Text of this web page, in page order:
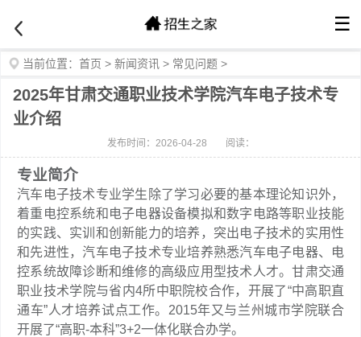
☰
当前位置： 首页 > 新闻资讯 > 常见问题 >
2025年甘肃交通职业技术学院汽车电子技术专
业介绍
发布时间：2026-04-28 阅读：
专业简介
汽车电子技术专业学生除了学习必要的基本理论知识外，
着重电控系统和电子电器设备模拟和数字电路等职业技能
的实践、实训和创新能力的培养，突出电子技术的实用性
和先进性，汽车电子技术专业培养熟悉汽车电子电器、电
控系统故障诊断和维修的高级应用型技术人才。甘肃交通
职业技术学院与省内4所中职院校合作，开展了“中高职直
通车”人才培养试点工作。2015年又与兰州城市学院联合
开展了“高职-本科”3+2一体化联合办学。